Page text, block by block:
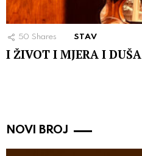
50 Shares STAV
I ŽIVOT I MJERA I DUŠA
NOVI BROJ